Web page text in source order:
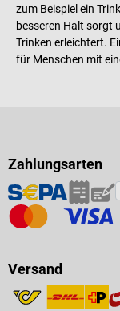
zum Beispiel ein
besseren Halt sorgt
Trinken erleichtert.
für Menschen mit
Zahlungsarten
Versand